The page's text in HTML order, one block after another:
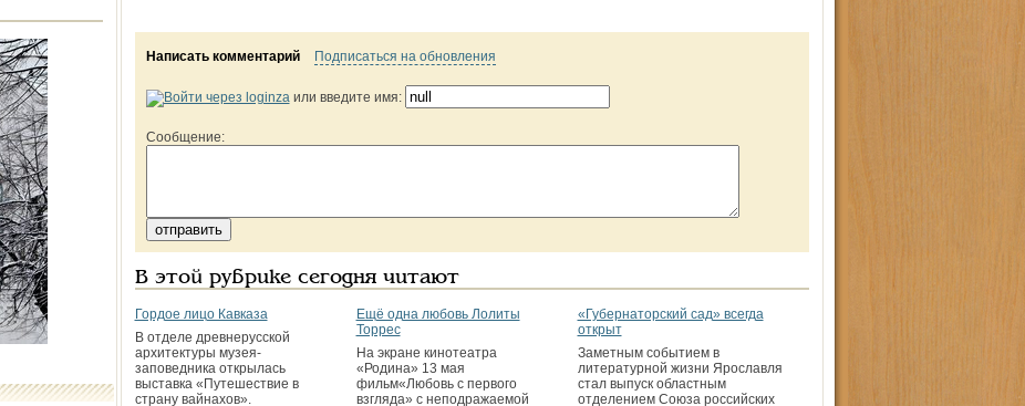
Написать комментарий Подписаться на обновления
или введите имя:
Сообщение:
В этой рубрике сегодня читают
Гордое лицо Кавказа
В отделе древнерусской
архитектуры музея-
заповедника открылась
выставка «Путешествие в
страну вайнахов».
Ещё одна любовь Лолиты
Торрес
На экране кинотеатра
«Родина» 13 мая
фильм«Любовь с первого
взгляда» с неподражаемой
«Губернаторский сад» всегда
открыт
Заметным событием в
литературной жизни Ярославля
стал выпуск областным
отделением Союза российских